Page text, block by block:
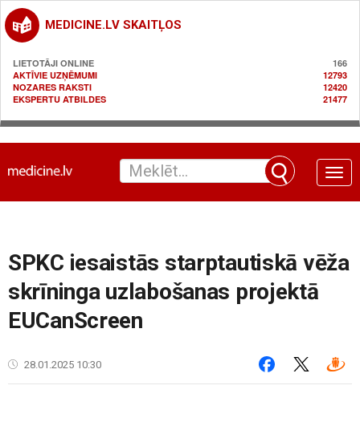
MEDICINE.LV SKAITĻOS
LIETOTĀJI ONLINE
166
AKTĪVIE UZŅĒMUMI
12793
NOZARES RAKSTI
12420
EKSPERTU ATBILDES
21477
Toggle
SPKC iesaistās starptautiskā vēža
skrīninga uzlabošanas projektā
EUCanScreen
28.01.2025 10:30